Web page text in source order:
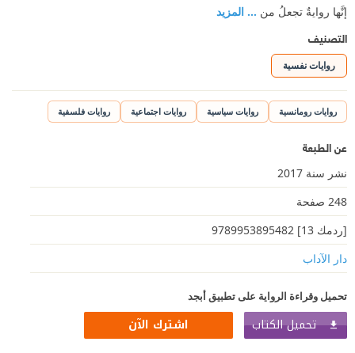
إنَّها روايةٌ تجعلُ من ... المزيد
التصنيف
روايات نفسية
روايات رومانسية روايات سياسية روايات اجتماعية روايات فلسفية
عن الطبعة
نشر سنة 2017
248 صفحة
[ردمك 13] 9789953895482
دار الآداب
تحميل وقراءة الرواية على تطبيق أبجد
تحميل الكتاب اشترك الآن